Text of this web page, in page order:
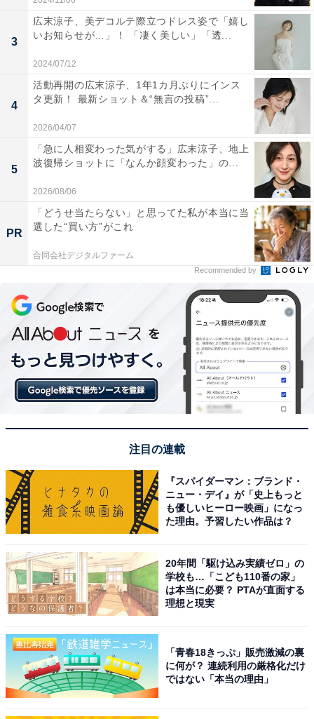
3
広末涼子、美デコルテ際立つドレス姿で「嬉し
いお知らせが…」！ 「凄く美しい」「透...
2024/07/12
4
活動再開の広末涼子、1年1カ月ぶりにインス
タ更新！ 最新ショット＆“無言の投稿”...
2026/04/07
5
「急に人相変わった気がする」広末涼子、地上
波復帰ショットに「なんか顔変わった」の...
2026/08/06
PR
「どうせ当たらない」と思ってた私が本当に当
選した“買い方”がこれ
合同会社デジタルファーム
Recommended by
注目の連載
『スパイダーマン：ブランド・
ニュー・デイ』が「史上もっと
も優しいヒーロー映画」になっ
た理由。予習したい作品は？
20年間「駆け込み実績ゼロ」の
学校も…「こども110番の家」
は本当に必要？ PTAが直面する
理想と現実
「青春18きっぷ」販売激減の裏
に何が？ 連続利用の厳格化だけ
ではない「本当の理由」